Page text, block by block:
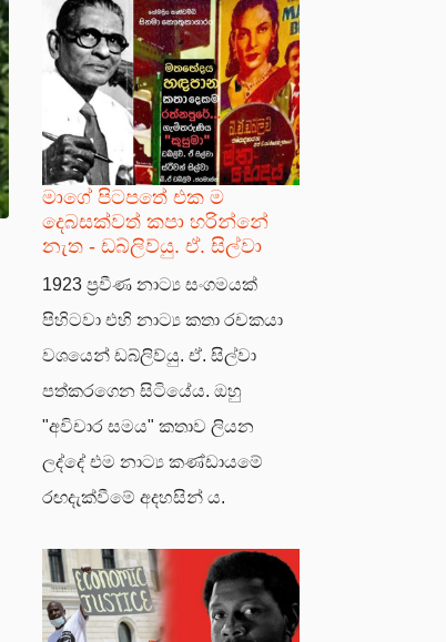
මාගේ පිටපතේ එක ම
දෙබසක්වත් කපා හරින්නේ
නැත - ඩබ්ලිව්යු. ඒ. සිල්වා
1923 ප්‍රවීණ නාට්‍ය සංගමයක්
පිහිටවා එහි නාට්‍ය කතා රචකයා
වශයෙන් ඩබ්ලිව්යු. ඒ. සිල්වා
පත්කරගෙන සිටියේය. ඔහු
"අවිචාර සමය" කතාව ලියන
ලද්දේ එම නාට්‍ය කණ්ඩායමේ
රඟදැක්වීමේ අදහසින් ය.